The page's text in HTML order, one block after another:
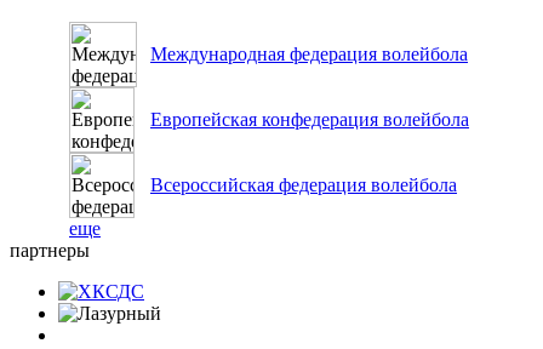
Международная федерация волейбола
Европейская конфедерация волейбола
Всероссийская федерация волейбола
еще
партнеры